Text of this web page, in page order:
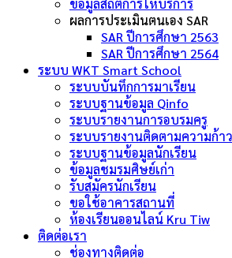
ข้อมูลสถิติการให้บริการ
ผลการประเมินตนเอง SAR
SAR ปีการศึกษา 2563
SAR ปีการศึกษา 2564
ระบบ WKT Smart School
ระบบบันทึกการมาเรียน
ระบบฐานข้อมูล Qinfo
ระบบรายงานการอบรมครู
ระบบรายงานติดตามความก้
ระบบฐานข้อมูลนักเรียน
ข้อมูลชมรมศิษย์เก่า
รับสมัครนักเรียน
ขอใช้อาคารสถานที่
ห้องเรียนออนไลน์ Kru Tiw
ติดต่อเรา
ช่องทางติดต่อ